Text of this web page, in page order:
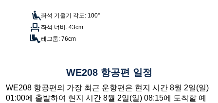
좌석 기울기 각도: 100°
좌석 너비: 43cm
레그룸: 76cm
WE208 항공편 일정
WE208 항공편의 가장 최근 운항편은 현지 시간 8월 2일(일)
01:00에 출발하여 현지 시간 8월 2일(일) 08:15에 도착할 예